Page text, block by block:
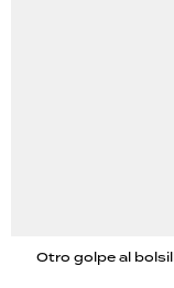
Otro golpe al